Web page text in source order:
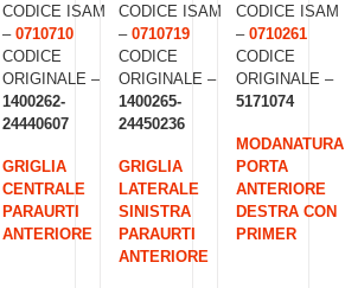
CODICE ISAM
– 0710710
CODICE
ORIGINALE –
1400262-
24440607
GRIGLIA
CENTRALE
PARAURTI
ANTERIORE
CODICE ISAM
–0710719
CODICE
ORIGINALE –
1400265-
24450236
GRIGLIA
LATERALE
SINISTRA
PARAURTI
ANTERIORE
CODICE ISAM
– 0710261
CODICE
ORIGINALE –
5171074
MODANATURA
PORTA
ANTERIORE
DESTRA CON
PRIMER